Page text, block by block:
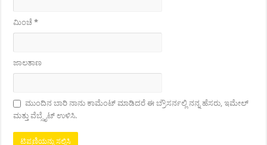
ಮಿಂಚೆ*
ಜಾಲತಾಣ
ಮುಂದಿನ ಬಾರಿ ನಾನು ಕಾಮೆಂಟ್ ಮಾಡಿದರೆ ಈ ಬ್ರೌಸರ್ನಲ್ಲಿ ನನ್ನ ಹೆಸರು, ಇಮೇಲ್
ಮತ್ತು ವೆಬ್ಸೈಟ್ ಉಳಿಸಿ.